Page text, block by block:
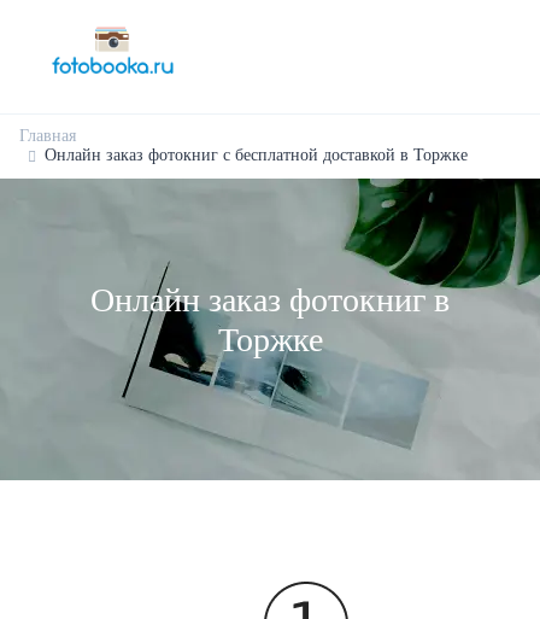
Главная
Онлайн заказ фотокниг с бесплатной доставкой в Торжке
Онлайн заказ фотокниг в
Торжке